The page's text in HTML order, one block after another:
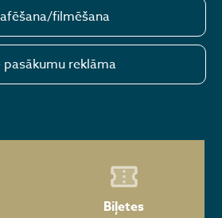
filmēšana
reklāma
Biļetes